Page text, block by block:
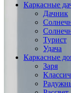
Каркасные
Дачник
Турист
Удача
Каркасные
Заря